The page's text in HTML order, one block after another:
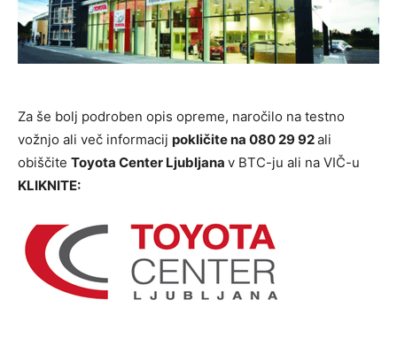
Za še bolj podroben opis opreme, naročilo na testno
vožnjo ali več informacij pokličite na 080 29 92ali
obiščite Toyota Center Ljubljana v BTC-ju ali na VIČ-u
KLIKNITE: